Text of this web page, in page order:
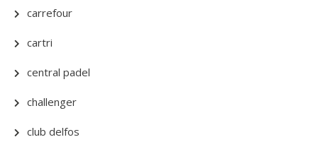
carrefour
cartri
central padel
challenger
club delfos